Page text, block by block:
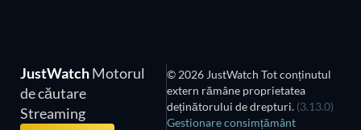
JustWatchMotorul
de căutare
Streaming
© 2026 JustWatch Tot conținutul
extern rămâne proprietatea
deținătorului de drepturi. (3.13.0)
Gestionare consimțământ